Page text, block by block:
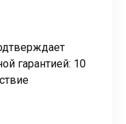
гарантией: 10